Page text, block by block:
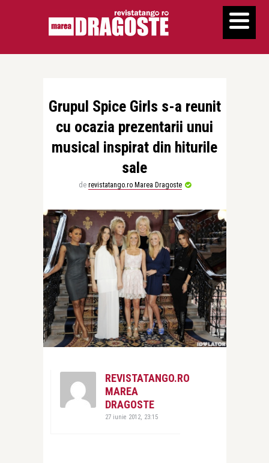
Grupul Spice Girls s-a reunit
cu ocazia prezentarii unui
musical inspirat din hiturile
sale
de revistatango.ro Marea Dragoste
REVISTATANGO.RO
MAREA
DRAGOSTE
27 iunie 2012, 23:15